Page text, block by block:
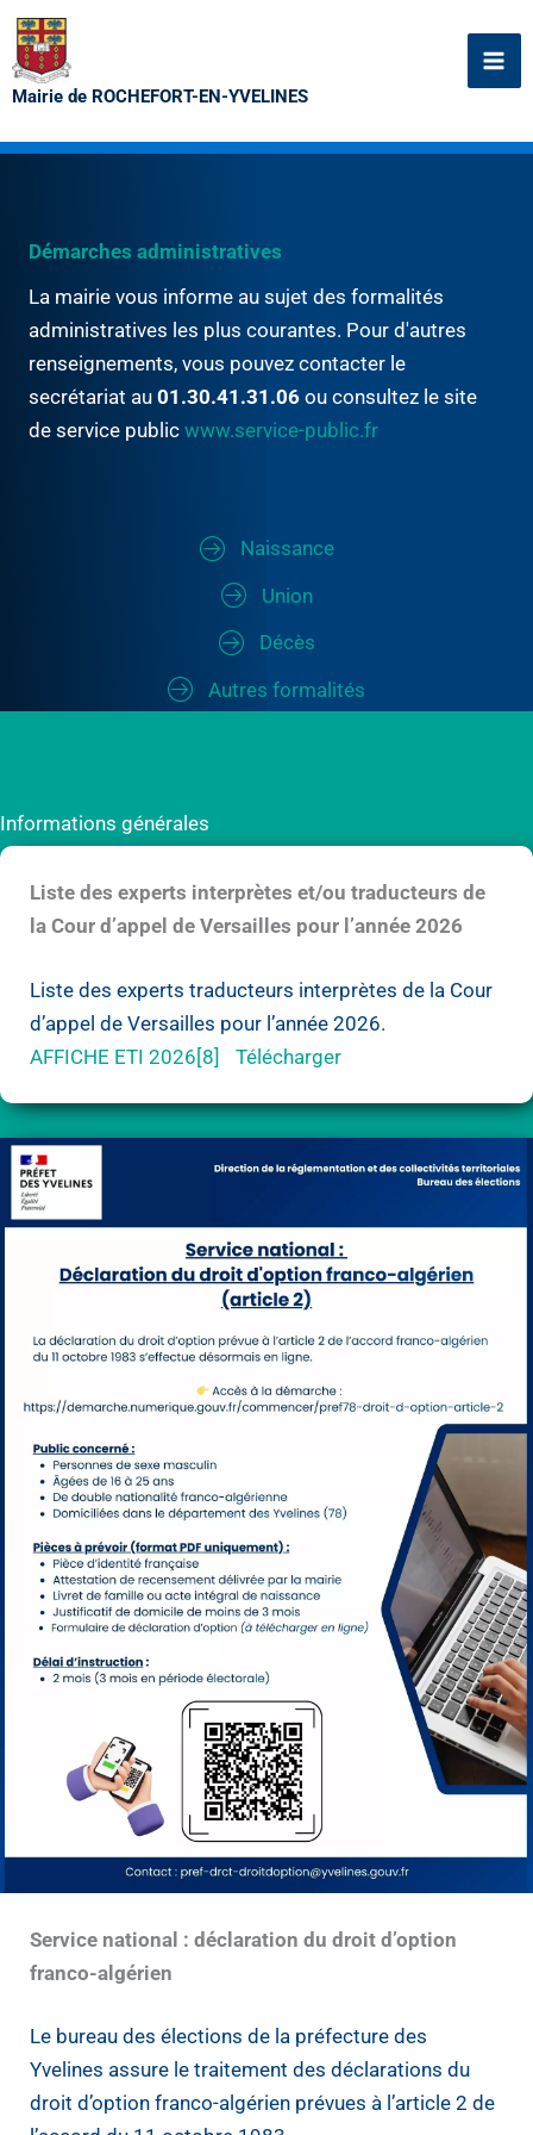
Aller
au
contenu
Mairie de ROCHEFORT-EN-YVELINES
Démarches administratives
La mairie vous informe au sujet des formalités
administratives les plus courantes. Pour d'autres
renseignements, vous pouvez contacter le
secrétariat au 01.30.41.31.06 ou consultez le site
de service public www.service-public.fr
Naissance
Union
Décès
Autres formalités
Informations générales
Liste des experts interprètes et/ou traducteurs de
la Cour d’appel de Versailles pour l’année 2026
Liste des experts traducteurs interprètes de la Cour
d’appel de Versailles pour l’année 2026.
AFFICHE ETI 2026[8]
Télécharger
Service national : déclaration du droit d’option
franco-algérien
Le bureau des élections de la préfecture des
Yvelines assure le traitement des déclarations du
droit d’option franco-algérien prévues à l’article 2 de